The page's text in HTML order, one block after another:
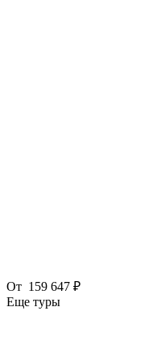
От 159 647 ₽
Еще туры